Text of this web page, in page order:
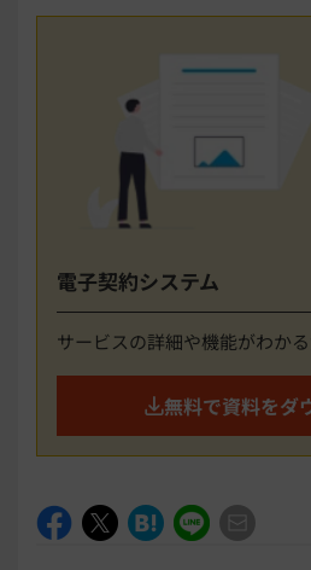
電子契約システム
サービスの詳細や機能がわか
無料で資料をダ